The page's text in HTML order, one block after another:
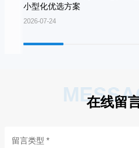
小型化优选方案
2026-07-24
在线留